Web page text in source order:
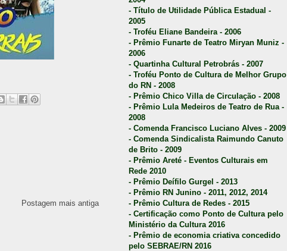
Postagem mais antiga
- Título de Utilidade Pública Estadual -
2005
- Troféu Eliane Bandeira - 2006
- Prêmio Funarte de Teatro Miryan Muniz -
2006
- Quartinha Cultural Petrobrás - 2007
- Troféu Ponto de Cultura de Melhor Grupo
do RN - 2008
- Prêmio Chico Villa de Circulação - 2008
- Prêmio Lula Medeiros de Teatro de Rua -
2008
- Comenda Francisco Luciano Alves - 2009
- Comenda Sindicalista Raimundo Canuto
de Brito - 2009
- Prêmio Areté - Eventos Culturais em
Rede 2010
- Prêmio Deífilo Gurgel - 2013
- Prêmio RN Junino - 2011, 2012, 2014
- Prêmio Cultura de Redes - 2015
- Certificação como Ponto de Cultura pelo
Ministério da Cultura 2016
- Prêmio de economia criativa concedido
pelo SEBRAE/RN 2016